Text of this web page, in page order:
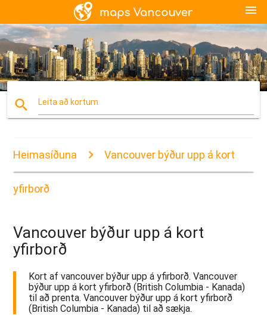
menu
search Leita að kortum
Heimasíðuna Vancouver býður upp á kort
yfirborð
Vancouver býður upp á kort
yfirborð
Kort af vancouver býður upp á yfirborð. Vancouver
býður upp á kort yfirborð (British Columbia - Kanada)
til að prenta. Vancouver býður upp á kort yfirborð
(British Columbia - Kanada) til að sækja.